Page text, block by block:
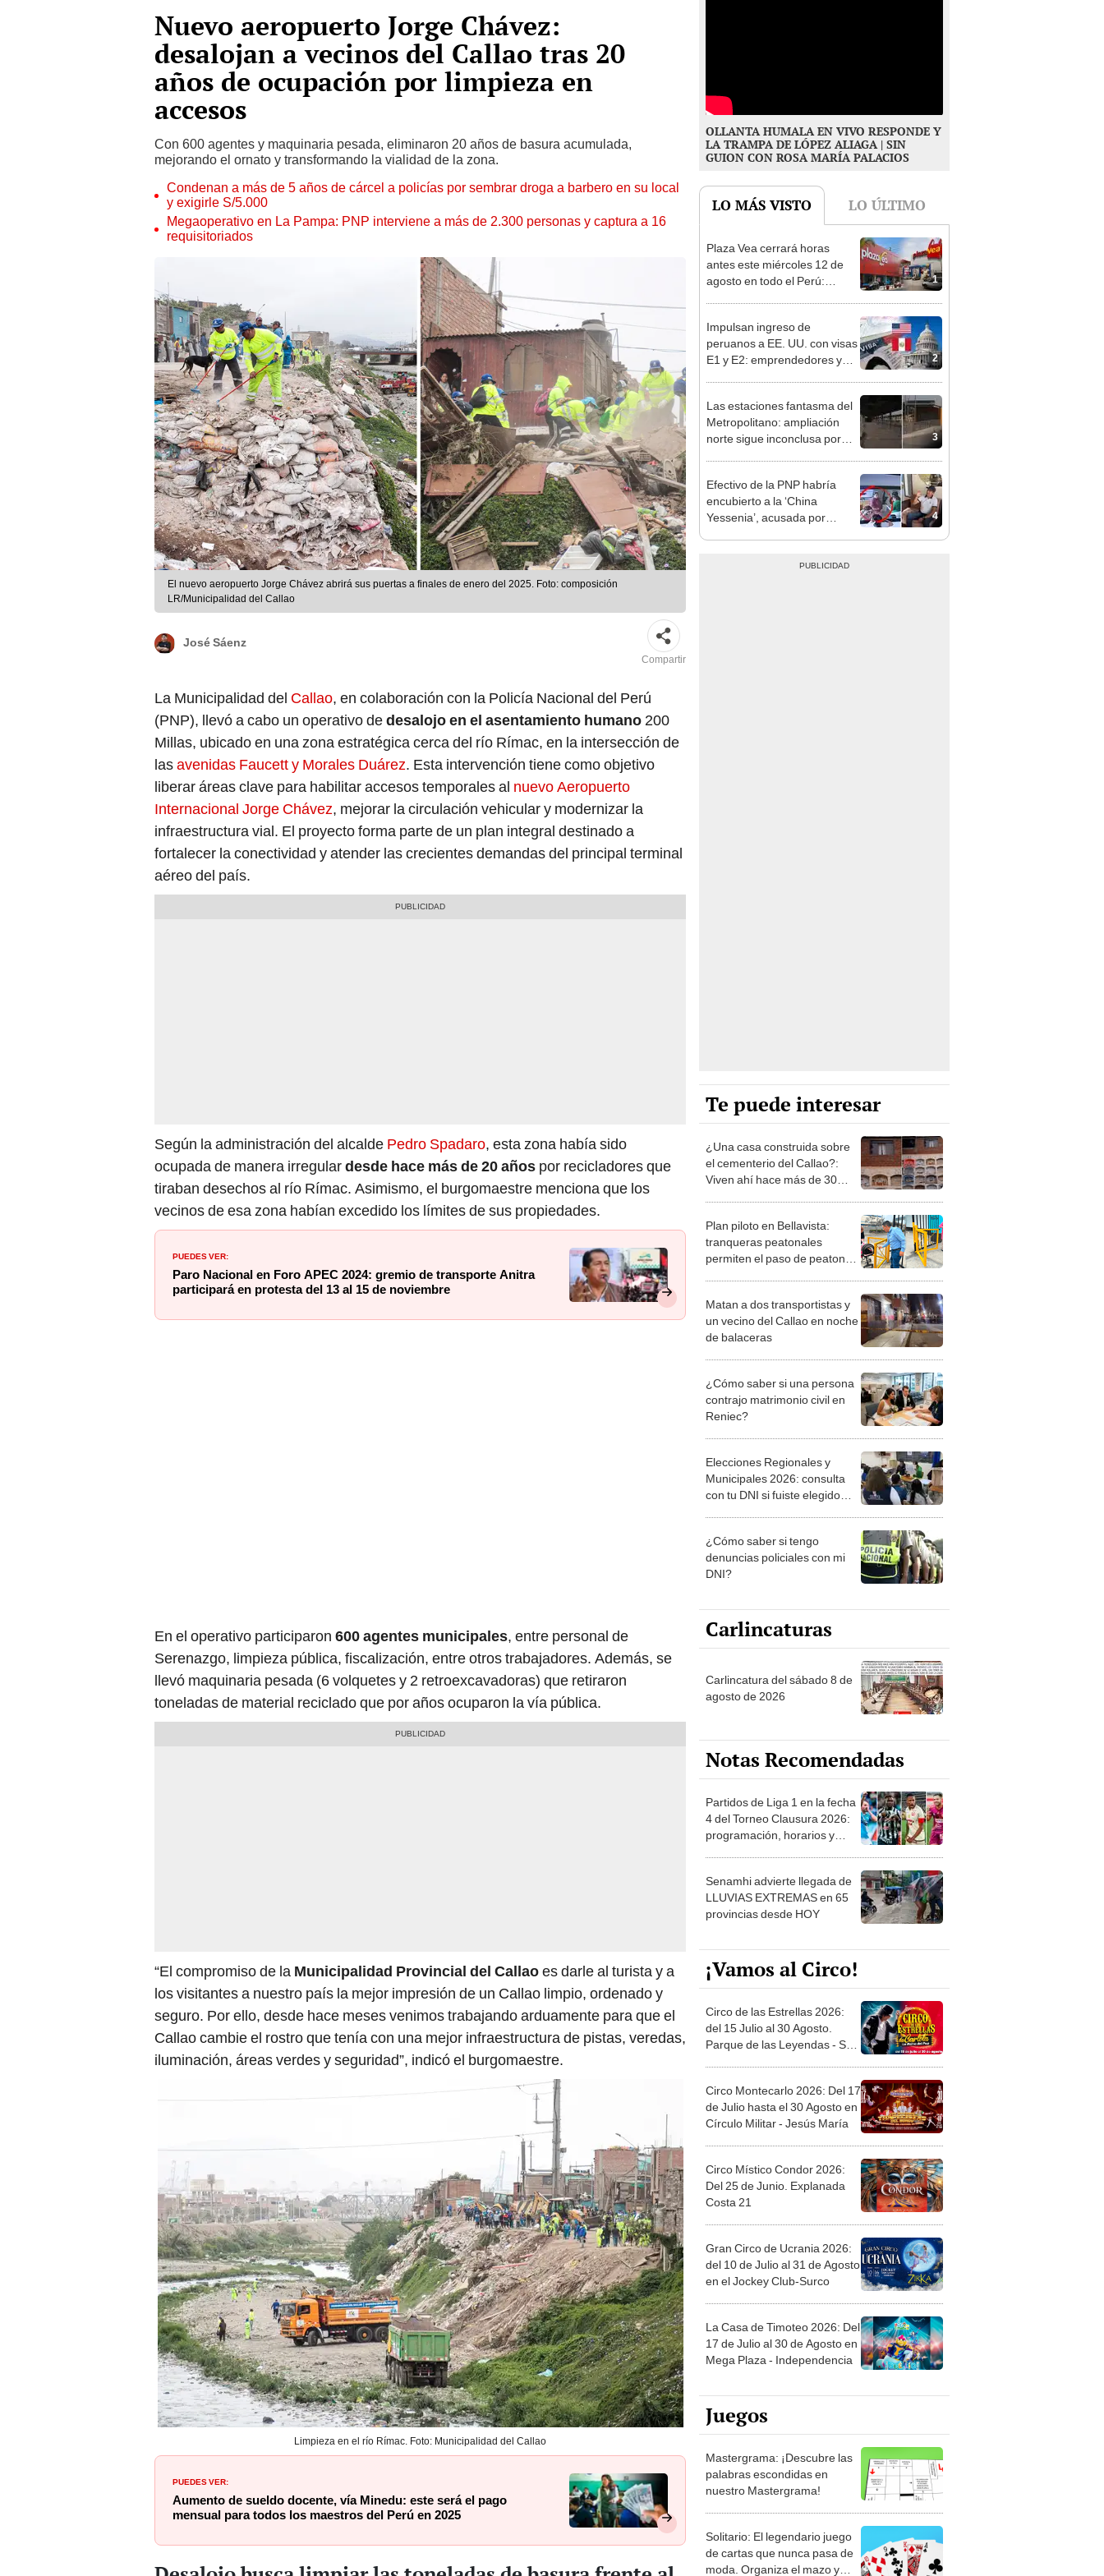
Nuevo aeropuerto Jorge Chávez:
desalojan a vecinos del Callao tras 20
años de ocupación por limpieza en
accesos
Con 600 agentes y maquinaria pesada, eliminaron 20 años de basura acumulada,
mejorando el ornato y transformando la vialidad de la zona.
Condenan a más de 5 años de cárcel a policías por sembrar droga a barbero en su local
y exigirle S/5.000
Megaoperativo en La Pampa: PNP interviene a más de 2.300 personas y captura a 16
requisitoriados
El nuevo aeropuerto Jorge Chávez abrirá sus puertas a finales de enero del 2025. Foto: composición
LR/Municipalidad del Callao
José Sáenz
Compartir
La Municipalidad del Callao, en colaboración con la Policía Nacional del Perú
(PNP), llevó a cabo un operativo dedesalojo en el asentamiento humano 200
Millas, ubicado en una zona estratégica cerca del río Rímac, en la intersección de
lasavenidas Faucett y Morales Duárez. Esta intervención tiene como objetivo
liberar áreas clave para habilitar accesos temporales al nuevo Aeropuerto
Internacional Jorge Chávez, mejorar la circulación vehicular y modernizar la
infraestructura vial. El proyecto forma parte de un plan integral destinado a
fortalecer la conectividad y atender las crecientes demandas del principal terminal
aéreo del país.
Según la administración del alcalde Pedro Spadaro, esta zona había sido
ocupada de manera irregulardesde hace más de 20 años por recicladores que
tiraban desechos al río Rímac. Asimismo, el burgomaestre menciona que los
vecinos de esa zona habían excedido los límites de sus propiedades.
PUEDES VER:
Paro Nacional en Foro APEC 2024: gremio de transporte Anitra
participará en protesta del 13 al 15 de noviembre
En el operativo participaron 600 agentes municipales, entre personal de
Serenazgo, limpieza pública, fiscalización, entre otros trabajadores. Además, se
llevó maquinaria pesada (6 volquetes y 2 retroexcavadoras) que retiraron
toneladas de material reciclado que por años ocuparon la vía pública.
“El compromiso de la Municipalidad Provincial del Callaoes darle al turista y a
los visitantes a nuestro país la mejor impresión de un Callao limpio, ordenado y
seguro. Por ello, desde hace meses venimos trabajando arduamente para que el
Callao cambie el rostro que tenía con una mejor infraestructura de pistas, veredas,
iluminación, áreas verdes y seguridad”, indicó el burgomaestre.
Limpieza en el río Rímac. Foto: Municipalidad del Callao
PUEDES VER:
Aumento de sueldo docente, vía Minedu: este será el pago
mensual para todos los maestros del Perú en 2025
OLLANTA HUMALA EN VIVO RESPONDE Y
LA TRAMPA DE LÓPEZ ALIAGA | SIN
GUION CON ROSA MARÍA PALACIOS
LO MÁS VISTO LO ÚLTIMO
1
Plaza Vea cerrará horas
antes este miércoles 12 de
agosto en todo el Perú:
2
Impulsan ingreso de
peruanos a EE. UU. con visas
E1 y E2: emprendedores y
3
Las estaciones fantasma del
Metropolitano: ampliación
norte sigue inconclusa por
4
Efectivo de la PNP habría
encubierto a la ‘China
Yessenia’, acusada por
Te puede interesar
¿Una casa construida sobre
el cementerio del Callao?:
Viven ahí hace más de 30
Plan piloto en Bellavista:
tranqueras peatonales
permiten el paso de peatones
Matan a dos transportistas y
un vecino del Callao en noche
de balaceras
¿Cómo saber si una persona
contrajo matrimonio civil en
Reniec?
Elecciones Regionales y
Municipales 2026: consulta
con tu DNI si fuiste elegido
la ONPE
¿Cómo saber si tengo
denuncias policiales con mi
DNI?
Carlincaturas
Carlincatura del sábado 8 de
agosto de 2026
Notas Recomendadas
Partidos de Liga 1 en la fecha
4 del Torneo Clausura 2026:
programación, horarios y
Senamhi advierte llegada de
LLUVIAS EXTREMAS en 65
provincias desde HOY
¡Vamos al Circo!
Circo de las Estrellas 2026:
del 15 Julio al 30 Agosto.
Parque de las Leyendas - San
Circo Montecarlo 2026: Del 17
de Julio hasta el 30 Agosto en
Círculo Militar - Jesús María
Circo Místico Condor 2026:
Del 25 de Junio. Explanada
Costa 21
Gran Circo de Ucrania 2026:
del 10 de Julio al 31 de Agosto
en el Jockey Club-Surco
La Casa de Timoteo 2026: Del
17 de Julio al 30 de Agosto en
Mega Plaza - Independencia
Juegos
Mastergrama: ¡Descubre las
palabras escondidas en
nuestro Mastergrama!
Solitario: El legendario juego
de cartas que nunca pasa de
moda. Organiza el mazo y